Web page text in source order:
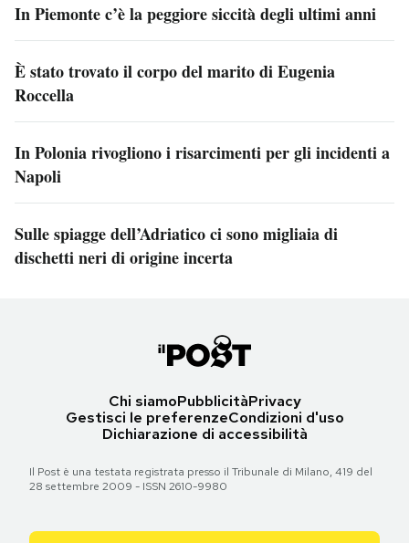
In Piemonte c’è la peggiore siccità degli ultimi anni
È stato trovato il corpo del marito di Eugenia
Roccella
In Polonia rivogliono i risarcimenti per gli incidenti a
Napoli
Sulle spiagge dell’Adriatico ci sono migliaia di
dischetti neri di origine incerta
Chi siamoPubblicitàPrivacy
Gestisci le preferenzeCondizioni d'uso
Dichiarazione di accessibilità
Il Post è una testata registrata presso il Tribunale di Milano, 419 del
28 settembre 2009 - ISSN 2610-9980